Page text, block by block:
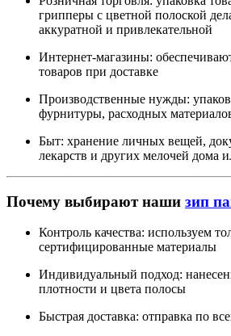
грипперы с цветной полоской
аккуратной и привлекательной
Интернет-магазины:
товаров при доставке
Производственные нужды:
фурнитуры, расходных
Быт: хранение личных вещей,
лекарств и других мелочей дома
Почему выбирают наши зип
Контроль качества: используем
сертифицированные материалы
Индивидуальный подход:
плотности и цвета полосы
Быстрая доставка: отправка по